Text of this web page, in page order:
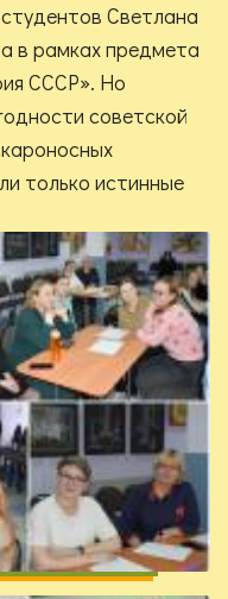
Светлана
в рамках предмета
СССР». Но
советской
только истинные